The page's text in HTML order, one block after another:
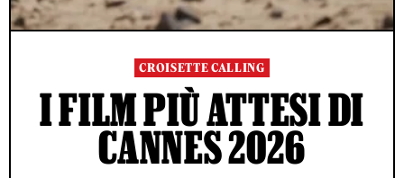
CROISETTE CALLING
I FILM PIÙ ATTESI DI
CANNES 2026